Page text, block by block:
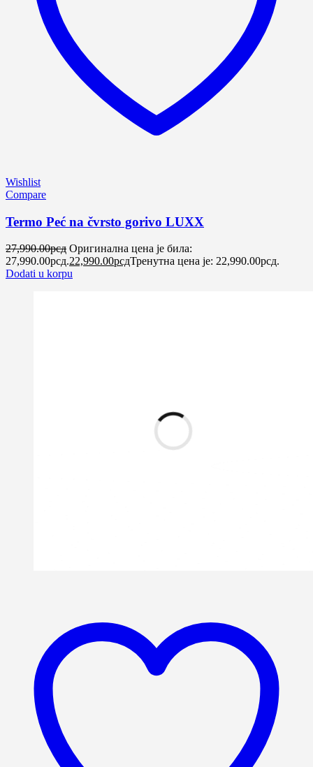
Wishlist
Compare
Termo Peć na čvrsto gorivo LUXX
27,990.00рсд Оригинална цена је била:
27,990.00рсд.22,990.00рсдТренутна цена је: 22,990.00рсд.
Dodati u korpu